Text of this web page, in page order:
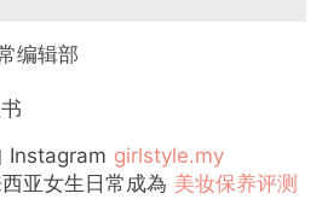
编辑部
Instagram girlstyle.my
亚女生日常成為 美妆保养评测